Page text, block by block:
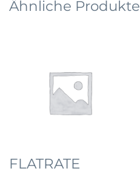
Ähnliche Produkte
FLATRATE